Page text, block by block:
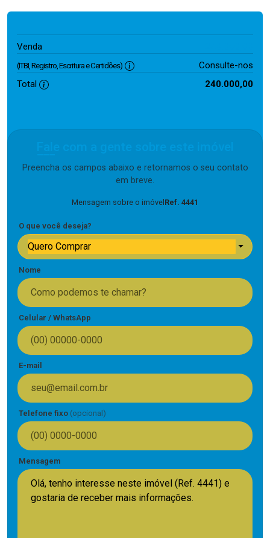
Venda
(ITBI, Registro, Escritura e Certidões)
Consulte-nos
Total
240.000,00
Preencha os campos abaixo e retornamos o seu contato
em breve.
Mensagem sobre o imóvel Ref. 4441
O que você deseja?
Quero Comprar
Nome
Celular / WhatsApp
E-mail
Telefone fixo (opcional)
Mensagem